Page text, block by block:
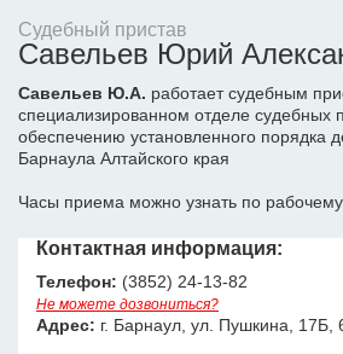
Судебный пристав
Савельев Юрий
Савельев Ю.А. работает судебным
специализированном отделе судебных
обеспечению установленного порядка
Барнаула Алтайского края
Часы приема можно узнать по
Контактная информация:
Телефон: (3852) 24-13-82
Не можете дозвониться?
Адрес: г. Барнаул, ул. Пушкина, 17Б,